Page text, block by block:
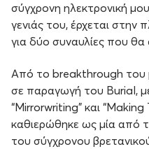
σύγχρονη ηλεκτρονική
γενιάς του, έρχεται στην
για δύο συναυλίες που
Από το breakthrough του
σε παραγωγή του Burial,
“Mirrorwriting” και
καθιερώθηκε ως μία από
του σύγχρονου